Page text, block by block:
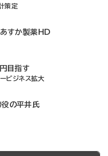
策定
すか製薬HD
目指す
ビジネス拡大
役の平井氏